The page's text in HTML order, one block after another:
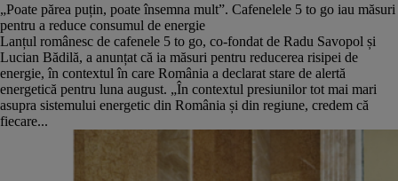
„Poate părea puțin, poate însemna mult”. Cafenelele 5 to go iau măsuri
pentru a reduce consumul de energie
Lanțul românesc de cafenele 5 to go, co-fondat de Radu Savopol și
Lucian Bădilă, a anunțat că ia măsuri pentru reducerea risipei de
energie, în contextul în care România a declarat stare de alertă
energetică pentru luna august. „În contextul presiunilor tot mai mari
asupra sistemului energetic din România și din regiune, credem că
fiecare...